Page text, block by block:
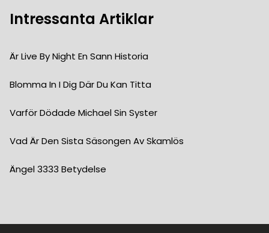
Intressanta Artiklar
Är Live By Night En Sann Historia
Blomma In I Dig Där Du Kan Titta
Varför Dödade Michael Sin Syster
Vad Är Den Sista Säsongen Av Skamlös
Ängel 3333 Betydelse